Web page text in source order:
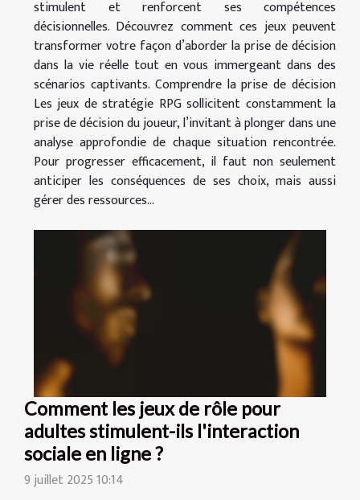
stimulent et renforcent ses compétences
décisionnelles. Découvrez comment ces jeux peuvent
transformer votre façon d’aborder la prise de décision
dans la vie réelle tout en vous immergeant dans des
scénarios captivants. Comprendre la prise de décision
Les jeux de stratégie RPG sollicitent constamment la
prise de décision du joueur, l’invitant à plonger dans une
analyse approfondie de chaque situation rencontrée.
Pour progresser efficacement, il faut non seulement
anticiper les conséquences de ses choix, mais aussi
gérer des ressources...
Comment les jeux de rôle pour
adultes stimulent-ils l'interaction
sociale en ligne ?
9 juillet 2025 10:14